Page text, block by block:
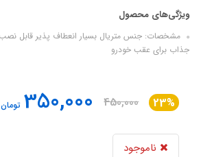
ویژگی‌های محصول
مشخصات: جنس متریال بسیار انعطاف پذیر قابل
جذاب برای عقب خودرو
23%
450,000
350,000 تومان
ناموجود